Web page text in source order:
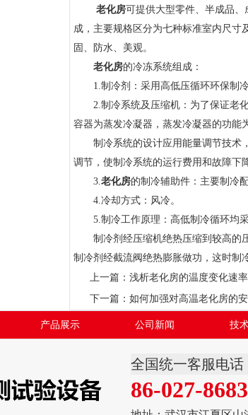
老化房可提供大型零件、半成品
成，主要规格区分为七种标准室内尺寸
固、防水、美观。
老化房的冷冻系统组成：
1.制冷剂：采用高低压循环环保制冷
2.制冷系统及压缩机：为了保证老化
容器为蒸发冷凝器，蒸发冷凝器的功能
制冷系统的设计应用能量调节技术，
调节，使制冷系统的运行费用和故障下
3.老化房的制冷辅助件：主要制冷
4.冷却方式：风冷。
5.制冷工作原理：高低制冷循环均采
制冷剂经压缩机绝热压缩到较高的压
制冷剂经截流阀绝热膨胀做功，这时制
上一篇： 浅析老化房的温度变化速率
下一篇： 如何加强对高温老化房的
产品展示 公司新闻 技
全国统一客服电话
86-027-